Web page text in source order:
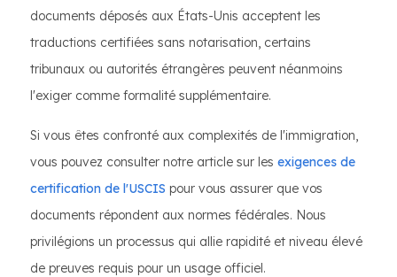
documents déposés aux États-Unis acceptent les
traductions certifiées sans notarisation, certains
tribunaux ou autorités étrangères peuvent néanmoins
l'exiger comme formalité supplémentaire.
Si vous êtes confronté aux complexités de l'immigration,
vous pouvez consulter notre article sur les exigences de
certification de l'USCIS pour vous assurer que vos
documents répondent aux normes fédérales. Nous
privilégions un processus qui allie rapidité et niveau élevé
de preuves requis pour un usage officiel.